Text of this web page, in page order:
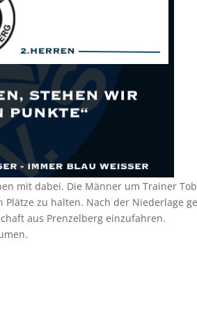
mit dabei. Die Männer um Trainer
zu halten. Nach der Niederlage
aus Prenzelberg einzufahren.